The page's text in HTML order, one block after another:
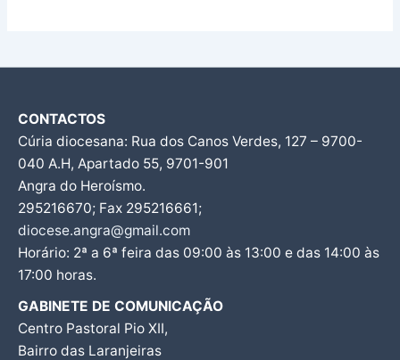
CONTACTOS
Cúria diocesana: Rua dos Canos Verdes, 127 – 9700-
040 A.H, Apartado 55, 9701-901
Angra do Heroísmo.
295216670; Fax 295216661;
diocese.angra@gmail.com
Horário: 2ª a 6ª feira das 09:00 às 13:00 e das 14:00 às
17:00 horas.
GABINETE DE COMUNICAÇÃO
Centro Pastoral Pio XII,
Bairro das Laranjeiras